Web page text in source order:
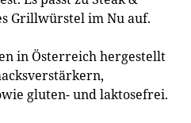
Grillwürstel im Nu auf.
in Österreich hergestellt
gluten- und laktosefrei.